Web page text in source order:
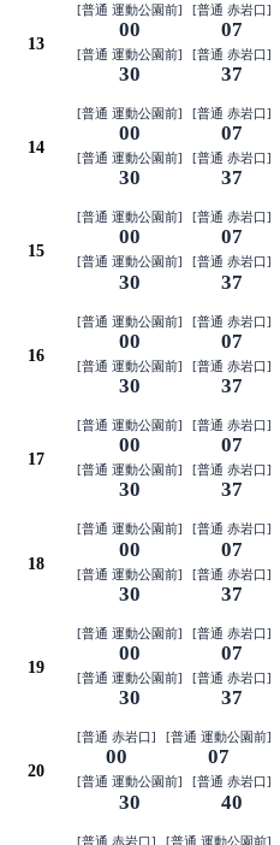
13
[普通 運動公園前]
00
[普通 赤岩口]
07
[普通 運動公園前]
30
[普通 赤岩口]
37
14
[普通 運動公園前]
00
[普通 赤岩口]
07
[普通 運動公園前]
30
[普通 赤岩口]
37
15
[普通 運動公園前]
00
[普通 赤岩口]
07
[普通 運動公園前]
30
[普通 赤岩口]
37
16
[普通 運動公園前]
00
[普通 赤岩口]
07
[普通 運動公園前]
30
[普通 赤岩口]
37
17
[普通 運動公園前]
00
[普通 赤岩口]
07
[普通 運動公園前]
30
[普通 赤岩口]
37
18
[普通 運動公園前]
00
[普通 赤岩口]
07
[普通 運動公園前]
30
[普通 赤岩口]
37
19
[普通 運動公園前]
00
[普通 赤岩口]
07
[普通 運動公園前]
30
[普通 赤岩口]
37
20
[普通 赤岩口]
00
[普通 運動公園前]
07
[普通 運動公園前]
30
[普通 赤岩口]
40
[普通 赤岩口] [普通 運動公園前]